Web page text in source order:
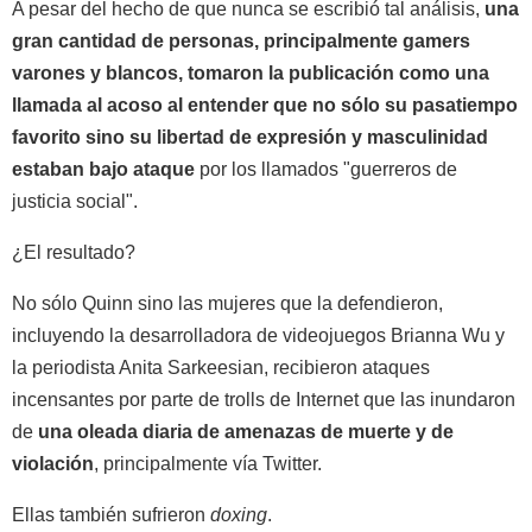
A pesar del hecho de que nunca se escribió tal análisis, una
gran cantidad de personas, principalmente gamers
varones y blancos, tomaron la publicación como una
llamada al acoso al entender que no sólo su pasatiempo
favorito sino su libertad de expresión y masculinidad
estaban bajo ataque por los llamados "guerreros de
justicia social".
¿El resultado?
No sólo Quinn sino las mujeres que la defendieron,
incluyendo la desarrolladora de videojuegos Brianna Wu y
la periodista Anita Sarkeesian, recibieron ataques
incensantes por parte de trolls de Internet que las inundaron
de una oleada diaria de amenazas de muerte y de
violación, principalmente vía Twitter.
Ellas también sufrieron doxing.